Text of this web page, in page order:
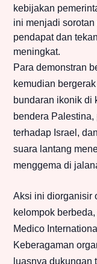
kebijakan
ini menjadi
pendapat dan
meningkat.
Para demonstran
kemudian
bundaran ikonik di
bendera
terhadap Israel,
suara lantang
menggema di
Aksi ini diorganisir
kelompok
Medico
Keberagaman
luasnya dukungan